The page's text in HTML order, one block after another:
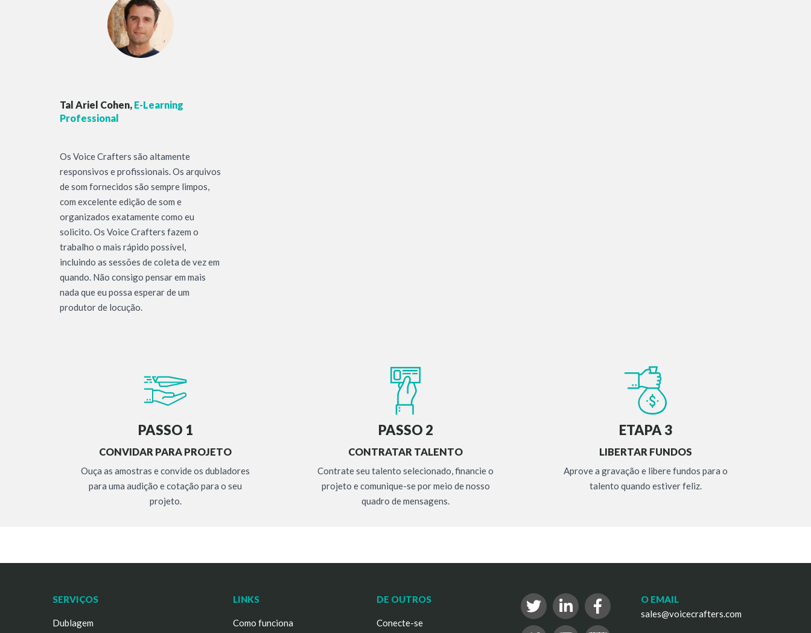
Tal Ariel Cohen, E-Learning
Professional
Os Voice Crafters são altamente
responsivos e profissionais. Os arquivos
de som fornecidos são sempre limpos,
com excelente edição de som e
organizados exatamente como eu
solicito. Os Voice Crafters fazem o
trabalho o mais rápido possível,
incluindo as sessões de coleta de vez em
quando. Não consigo pensar em mais
nada que eu possa esperar de um
produtor de locução.
PASSO 1
CONVIDAR PARA PROJETO
Ouça as amostras e convide os dubladores
para uma audição e cotação para o seu
projeto.
PASSO 2
CONTRATAR TALENTO
Contrate seu talento selecionado, financie o
projeto e comunique-se por meio de nosso
quadro de mensagens.
ETAPA 3
LIBERTAR FUNDOS
Aprove a gravação e libere fundos para o
talento quando estiver feliz.
SERVIÇOS
Dublagem
LINKS
Como funciona
DE OUTROS
Conecte-se
O EMAIL
sales@voicecrafters.com